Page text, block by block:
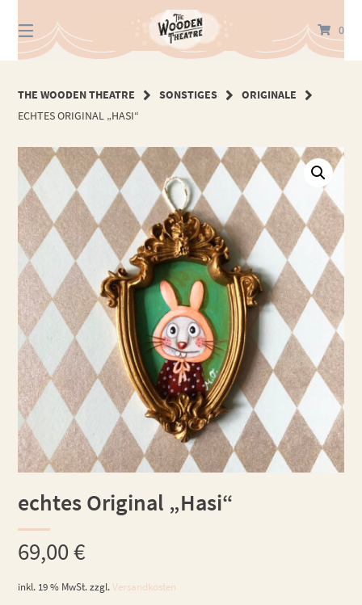
zum
Inhalt
0
THE WOODEN THEATRE SONSTIGES
ORIGINALE
ECHTES ORIGINAL „HASI“
echtes Original „Hasi“
69,00€
inkl. 19 % MwSt. zzgl.Versandkosten